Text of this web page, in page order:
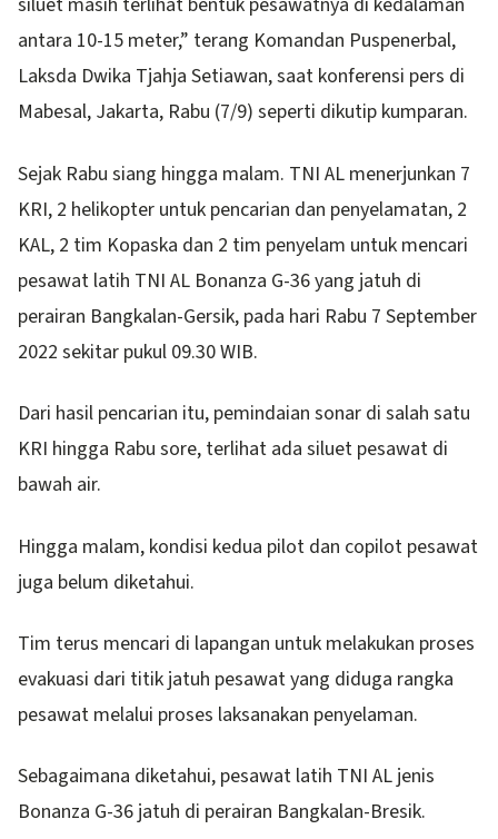
antara 10-15 meter,” terang Komandan Puspenerbal,
Laksda Dwika Tjahja Setiawan, saat konferensi pers di
Mabesal, Jakarta, Rabu (7/9) seperti dikutip kumparan.
Sejak Rabu siang hingga malam. TNI AL menerjunkan 7
KRI, 2 helikopter untuk pencarian dan penyelamatan, 2
KAL, 2 tim Kopaska dan 2 tim penyelam untuk mencari
pesawat latih TNI AL Bonanza G-36 yang jatuh di
perairan Bangkalan-Gersik, pada hari Rabu 7 September
2022 sekitar pukul 09.30 WIB.
Dari hasil pencarian itu, pemindaian sonar di salah satu
KRI hingga Rabu sore, terlihat ada siluet pesawat di
bawah air.
Hingga malam, kondisi kedua pilot dan copilot pesawat
juga belum diketahui.
Tim terus mencari di lapangan untuk melakukan proses
evakuasi dari titik jatuh pesawat yang diduga rangka
pesawat melalui proses laksanakan penyelaman.
Sebagaimana diketahui, pesawat latih TNI AL jenis
Bonanza G-36 jatuh di perairan Bangkalan-Bresik.